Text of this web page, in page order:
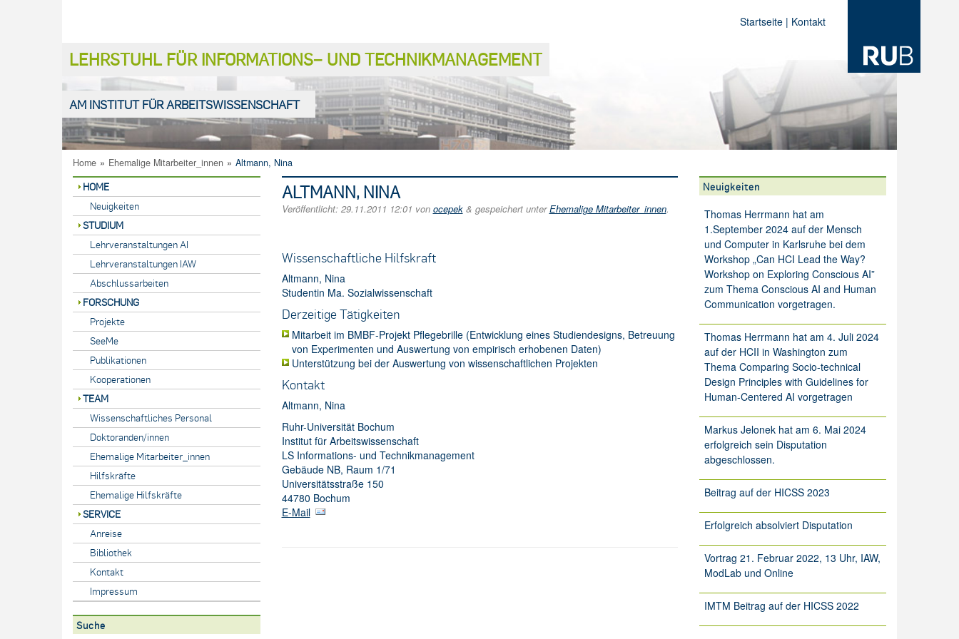
LEHRSTUHL FÜR INFORMATIONS− UND TECHNIKMANAGEMENT
AM INSTITUT FÜR ARBEITSWISSENSCHAFT
Startseite | Kontakt
Home » Ehemalige Mitarbeiter_innen » Altmann, Nina
HOME
Neuigkeiten
STUDIUM
Lehrveranstaltungen AI
Lehrveranstaltungen IAW
Abschlussarbeiten
FORSCHUNG
Projekte
SeeMe
Publikationen
Kooperationen
TEAM
Wissenschaftliches Personal
Doktoranden/innen
Ehemalige Mitarbeiter_innen
Hilfskräfte
Ehemalige Hilfskräfte
SERVICE
Anreise
Bibliothek
Kontakt
Impressum
Suche
ALTMANN, NINA
Veröffentlicht: 29.11.2011 12:01 von ocepek & gespeichert unterEhemalige Mitarbeiter_innen.
Wissenschaftliche Hilfskraft
Altmann, Nina
Studentin Ma. Sozialwissenschaft
Derzeitige Tätigkeiten
Mitarbeit im BMBF-Projekt Pflegebrille (Entwicklung eines Studiendesigns, Betreuung
von Experimenten und Auswertung von empirisch erhobenen Daten)
Unterstützung bei der Auswertung von wissenschaftlichen Projekten
Kontakt
Altmann, Nina
Ruhr-Universität Bochum
Institut für Arbeitswissenschaft
LS Informations- und Technikmanagement
Gebäude NB, Raum 1/71
Universitätsstraße 150
44780 Bochum
E-Mail
Neuigkeiten
Thomas Herrmann hat am
1.September 2024 auf der Mensch
und Computer in Karlsruhe bei dem
Workshop „Can HCI Lead the Way?
Workshop on Exploring Conscious AI”
zum Thema Conscious AI and Human
Communication vorgetragen.
Thomas Herrmann hat am 4. Juli 2024
auf der HCII in Washington zum
Thema Comparing Socio-technical
Design Principles with Guidelines for
Human-Centered AI vorgetragen
Markus Jelonek hat am 6. Mai 2024
erfolgreich sein Disputation
abgeschlossen.
Beitrag auf der HICSS 2023
Erfolgreich absolviert Disputation
Vortrag 21. Februar 2022, 13 Uhr, IAW,
ModLab und Online
IMTM Beitrag auf der HICSS 2022